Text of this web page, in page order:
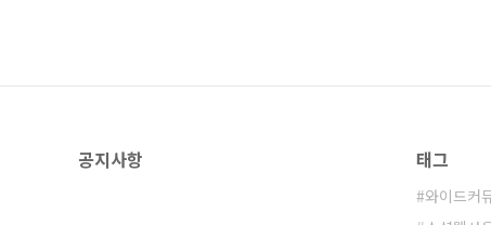
공지사항 태그
와이드커